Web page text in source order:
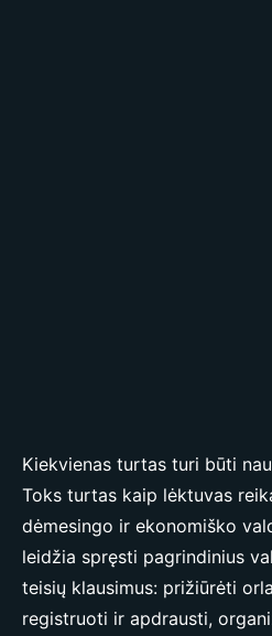
Kiekvienas turtas turi būti
Toks turtas kaip lėktuvas
dėmesingo ir ekonomiško
leidžia spręsti pagrindinius
teisių klausimus: prižiūrėti
registruoti ir apdrausti,